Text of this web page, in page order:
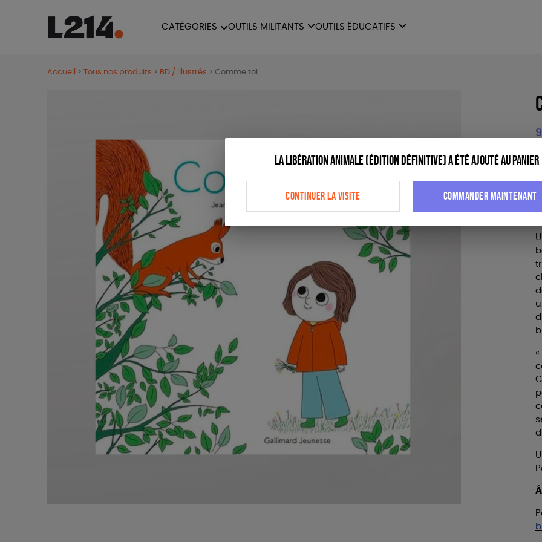
CATÉGORIES
FERMETURE DES ABATTOIRS
OUTILS MILITANTS
OUTILS MILITANTS
CARTES
OUTILS ÉDUCATIFS
Accueil >Tous nos produits > BD / Illustrés >Comme toi
La Libération animale (édition définitive) a été ajouté au panier
CONTINUER LA VISITE COMMANDER MAINTENANT